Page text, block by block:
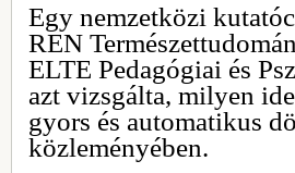
Egy nemzetközi
REN
ELTE Pedagógiai és
azt vizsgálta, milyen
gyors és automatikus
közleményében.